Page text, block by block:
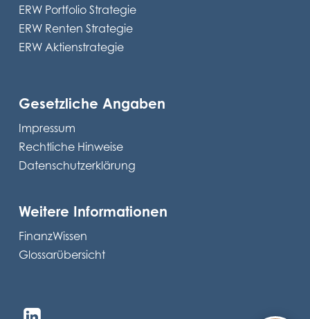
ERW Portfolio Strategie
ERW Renten Strategie
ERW Aktienstrategie
Gesetzliche Angaben
Impressum
Rechtliche Hinweise
Datenschutzerklärung
Weitere Informationen
FinanzWissen
Glossarübersicht